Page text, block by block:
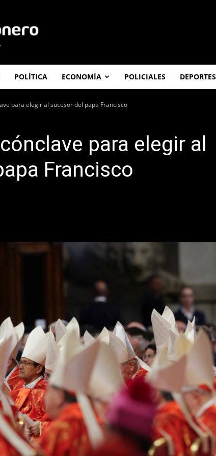
POLÍTICA ECONOMÍA POLICIALES DEPORTES
para elegir al sucesor del papa Francisco
para elegir al
Francisco